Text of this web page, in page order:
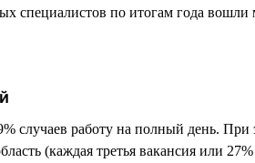
специалистов по итогам года
случаев работу на полный день.
(каждая третья вакансия или